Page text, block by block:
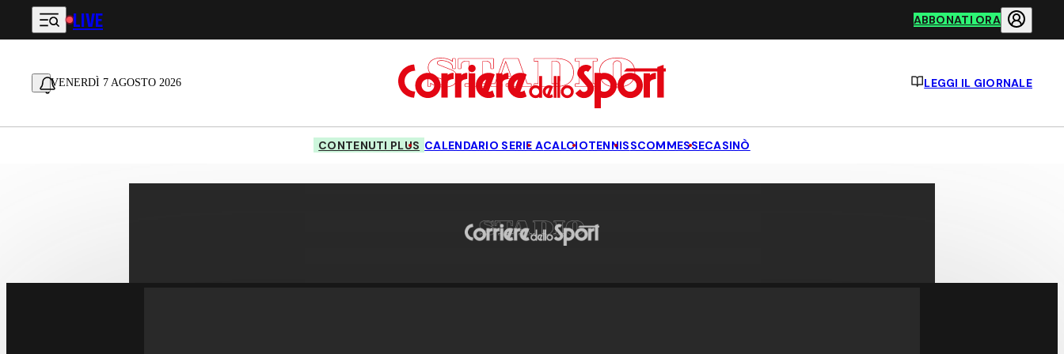
Vai al contenuto principale
LIVE ABBONATI ORA
VENERDÌ 7 AGOSTO 2026 LEGGI IL GIORNALE
CONTENUTI PLUS CALENDARIO SERIE ACALCIOTENNISSCOMMESSECASINÒ